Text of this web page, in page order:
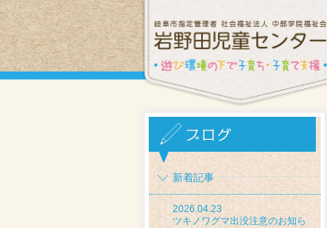
新着記事
2026.04.23
ツキノワグマ出没注意のお知ら